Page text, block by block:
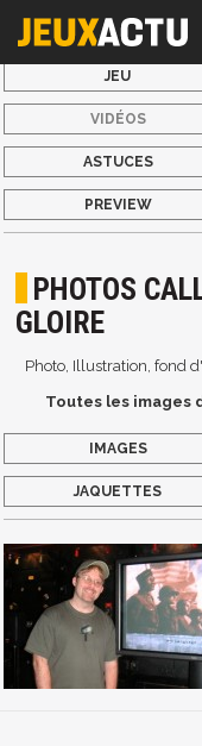
JEU
VIDÉOS
ASTUCES
PREVIEW
PHOTOS
GLOIRE
Photo, Illustration, fond
Toutes les images
IMAGES
JAQUETTES